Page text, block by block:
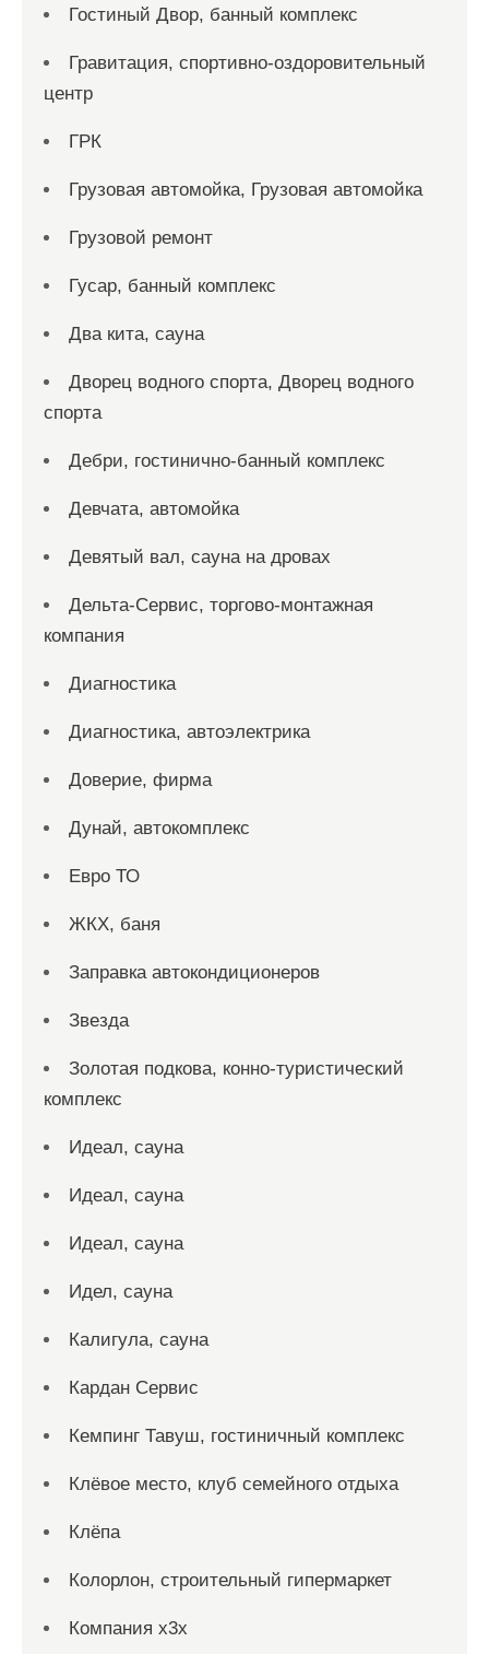
Гостиный Двор, банный комплекс
Гравитация, спортивно-оздоровительный
центр
ГРК
Грузовая автомойка, Грузовая автомойка
Грузовой ремонт
Гусар, банный комплекс
Два кита, сауна
Дворец водного спорта, Дворец водного
спорта
Дебри, гостинично-банный комплекс
Девчата, автомойка
Девятый вал, сауна на дровах
Дельта-Сервис, торгово-монтажная
компания
Диагностика
Диагностика, автоэлектрика
Доверие, фирма
Дунай, автокомплекс
Евро ТО
ЖКХ, баня
Заправка автокондиционеров
Звезда
Золотая подкова, конно-туристический
комплекс
Идеал, сауна
Идеал, сауна
Идеал, сауна
Идел, сауна
Калигула, сауна
Кардан Сервис
Кемпинг Тавуш, гостиничный комплекс
Клёвое место, клуб семейного отдыха
Клёпа
Колорлон, строительный гипермаркет
Компания x3x